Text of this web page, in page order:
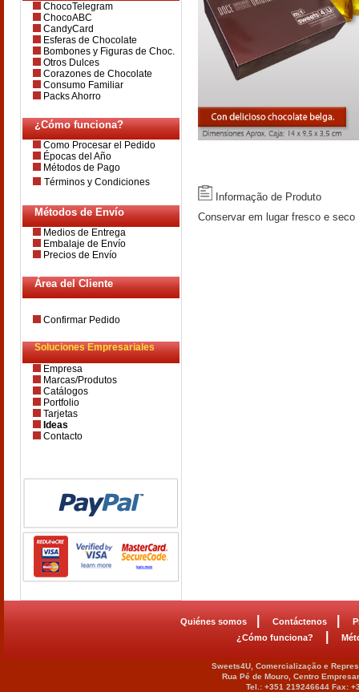
ChocoTelegram
ChocoABC
CandyCard
Esferas de Chocolate
Bombones y Figuras de Choc.
Otros Dulces
Corazones de Chocolate
Consumo Familiar
Packs Ahorro
¿Cómo funciona?
Como Procesar el Pedido
Épocas del Año
Métodos de Pago
Términos y Condiciones
Métodos de Envío
Medios de Entrega
Embalaje de Envío
Precios de Envío
Área del Cliente
Confirmar Pedido
Soluciones Empresariales
Empresa
Marcas/Produtos
Catálogos
Portfolio
Tarjetas
Ideas
Contacto
Informação de Produto
Conservar em lugar fresco e seco
Quiénes somos Contáctenos
¿Cómo funciona?
Sweets4U, Comercialização e
Rua Pé de Mouro, Centro
Tel.: +351 219246644 Fax: